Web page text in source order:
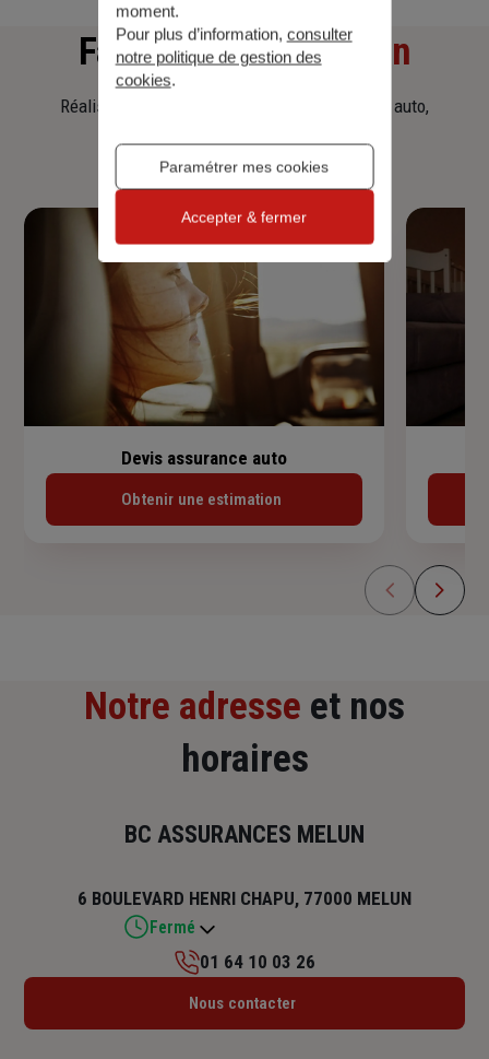
Faitesune simulation
Réalisez une simulation tarifaire d'assurance, auto,
Devis assurance auto
Obtenir une estimation
Notre adresse et nos
horaires
BC ASSURANCES MELUN
6 BOULEVARD HENRI CHAPU, 77000 MELUN
Fermé
Lundi : 09h – 12h / 14h – 18h
01 64 10 03 26
Nous contacter
moment.
Pour plus d’information, consulter
notre politique de gestion des
cookies.
Paramétrer mes cookies
Accepter & fermer